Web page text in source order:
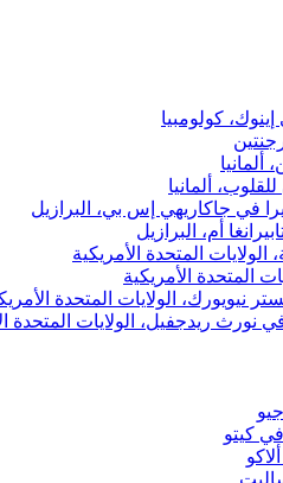
كولومبيا
ألمانيا
في جاكاريهي إس بي، البرازيل
أم، البرازيل
المتحدة الأمريكية
المتحدة الأمريكية
الولايات المتحدة
ريدجفيل، الولايات المتحدة
كيتو